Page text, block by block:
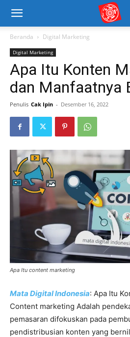
Beranda Digital Marketing
Digital Marketing
Apa Itu Konten
dan Manfaatnya
Penulis Cak Ipin - Desember 16, 2022
Apa Itu content marketing
Mata Digital Indonesia: Apa Itu
Content marketing Adalah
pemasaran difokuskan pada
pendistribusian konten yang